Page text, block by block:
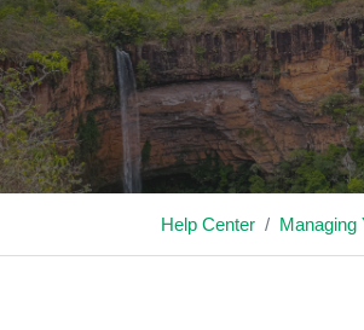
Help Center Managing